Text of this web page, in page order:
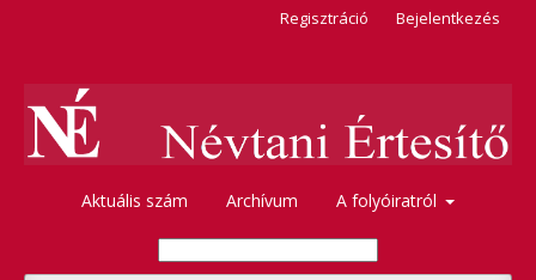
Aktuális szám Archívum A folyóiratról
Regisztráció Bejelentkezés